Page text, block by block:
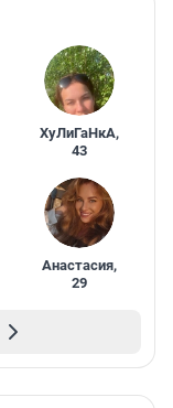
ХуЛиГаНкА,
43
Анастасия,
29